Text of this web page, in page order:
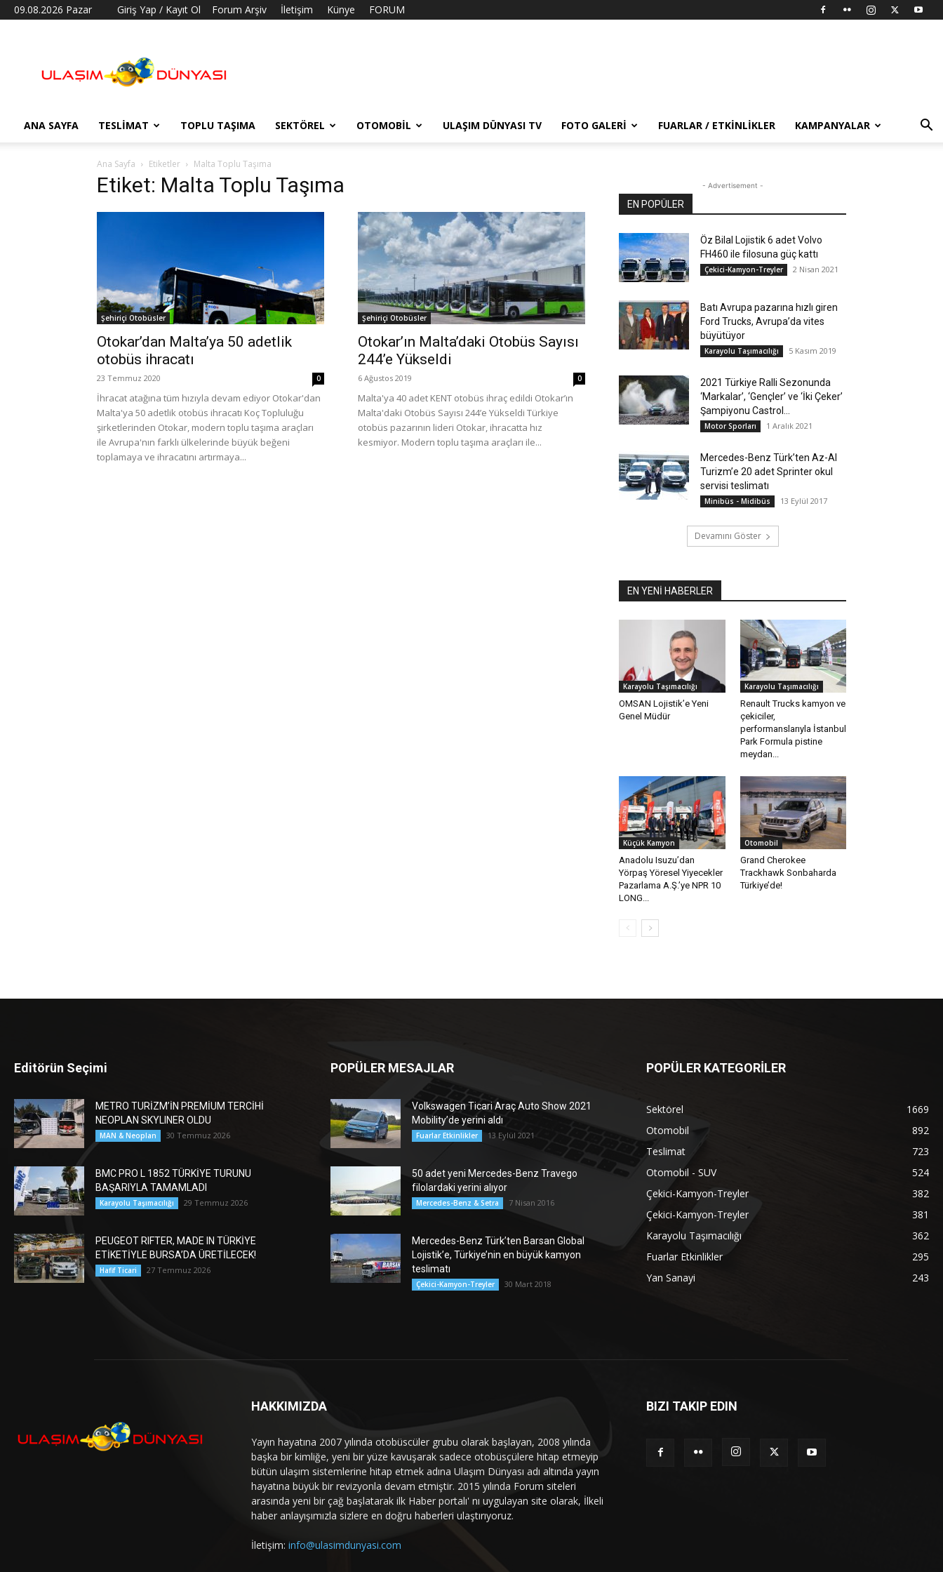
09.08.2026 Pazar Giriş Yap / Kayıt Ol Forum Arşiv İletişim Künye FORUM
Dünyası
ANA SAYFA TESLIMAT TOPLU TAŞIMA SEKTÖREL OTOMOBIL ULAŞIM DÜNYASI TV FOTO GALERI FUARLAR / ETKINLIKLER KAMPANYALAR
Ana Sayfa Etiketler Malta Toplu Taşıma
Etiket: Malta Toplu Taşıma
Şehiriçi Otobüsler
Otokar’dan Malta’ya 50 adetlik
otobüs ihracatı
23 Temmuz 2020 0
İhracat atağına tüm hızıyla devam ediyor Otokar'dan
Malta'ya 50 adetlik otobüs ihracatı Koç Topluluğu
şirketlerinden Otokar, modern toplu taşıma araçları
ile Avrupa'nın farklı ülkelerinde büyük beğeni
toplamaya ve ihracatını artırmaya...
Şehiriçi Otobüsler
Otokar’ın Malta’daki Otobüs Sayısı
244’e Yükseldi
6 Ağustos 2019 0
Malta'ya 40 adet KENT otobüs ihraç edildi Otokar’ın
Malta'daki Otobüs Sayısı 244’e Yükseldi Türkiye
otobüs pazarının lideri Otokar, ihracatta hız
kesmiyor. Modern toplu taşıma araçları ile...
- Advertisement -
EN POPÜLER
Öz Bilal Lojistik 6 adet Volvo
FH460 ile filosuna güç kattı
Çekici-Kamyon-Treyler 2 Nisan 2021
Batı Avrupa pazarına hızlı giren
Ford Trucks, Avrupa’da vites
büyütüyor
Karayolu Taşımacılığı 5 Kasım 2019
2021 Türkiye Ralli Sezonunda
‘Markalar’, ‘Gençler’ ve ‘İki Çeker’
Şampiyonu Castrol...
Motor Sporları 1 Aralık 2021
Mercedes-Benz Türk’ten Az-Al
Turizm’e 20 adet Sprinter okul
servisi teslimatı
Minibüs - Midibüs 13 Eylül 2017
Devamını Göster
EN YENİ HABERLER
Karayolu Taşımacılığı
OMSAN Lojistik’e Yeni
Genel Müdür
Karayolu Taşımacılığı
Renault Trucks kamyon ve
çekiciler,
performanslarıyla İstanbul
Park Formula pistine
meydan...
Küçük Kamyon
Anadolu Isuzu’dan
Yörpaş Yöresel Yiyecekler
Pazarlama A.Ş.’ye NPR 10
LONG...
Otomobil
Grand Cherokee
Trackhawk Sonbaharda
Türkiye’de!
Editörün Seçimi
METRO TURİZM’İN PREMİUM TERCİHİ
NEOPLAN SKYLINER OLDU
MAN & Neoplan 30 Temmuz 2026
BMC PRO L 1852 TÜRKİYE TURUNU
BAŞARIYLA TAMAMLADI
Karayolu Taşımacılığı 29 Temmuz 2026
PEUGEOT RIFTER, MADE IN TÜRKİYE
ETİKETİYLE BURSA’DA ÜRETİLECEK!
Hafif Ticari 27 Temmuz 2026
POPÜLER MESAJLAR
Volkswagen Ticari Araç Auto Show 2021
Mobility’de yerini aldı
Fuarlar Etkinlikler 13 Eylül 2021
50 adet yeni Mercedes-Benz Travego
filolardaki yerini alıyor
Mercedes-Benz & Setra 7 Nisan 2016
Mercedes-Benz Türk’ten Barsan Global
Lojistik’e, Türkiye’nin en büyük kamyon
teslimatı
Çekici-Kamyon-Treyler 30 Mart 2018
POPÜLER KATEGORİLER
Sektörel
1669
Otomobil
892
Teslimat
723
Otomobil - SUV
524
Çekici-Kamyon-Treyler
382
Çekici-Kamyon-Treyler
381
Karayolu Taşımacılığı
362
Fuarlar Etkinlikler
295
Yan Sanayi
243
HAKKIMIZDA
Yayın hayatına 2007 yılında otobüscüler grubu olarak başlayan, 2008 yılında
başka bir kimliğe, yeni bir yüze kavuşarak sadece otobüsçülere hitap etmeyip
bütün ulaşım sistemlerine hitap etmek adına Ulaşım Dünyası adı altında yayın
hayatına büyük bir revizyonla devam etmiştir. 2015 yılında Forum siteleri
arasında yeni bir çağ başlatarak ilk Haber portalı' nı uygulayan site olarak, İlkeli
haber anlayışımızla sizlere en doğru haberleri ulaştırıyoruz.
İletişim: info@ulasimdunyasi.com
BIZI TAKIP EDIN